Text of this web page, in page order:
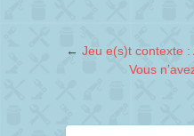
← Jeu e(s)t contexte :
Vous